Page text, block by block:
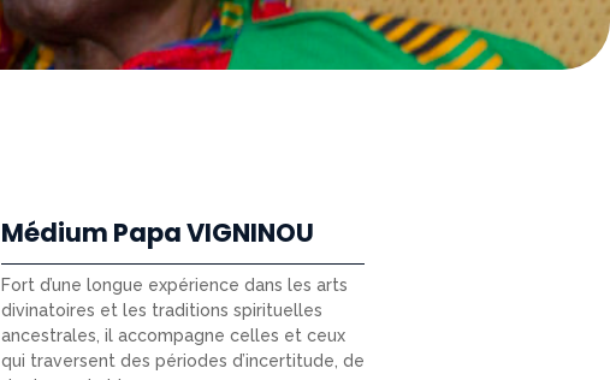
Médium Papa VIGNINOU
Fort d’une longue expérience dans les arts
divinatoires et les traditions spirituelles
ancestrales, il accompagne celles et ceux
qui traversent des périodes d’incertitude, de